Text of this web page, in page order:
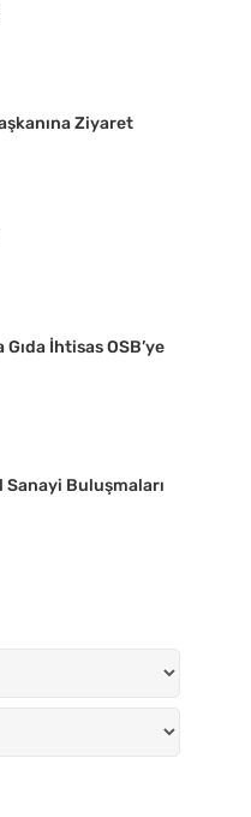
Ziyaret
Gıda İhtisas OSB’ye
Sanayi Buluşmaları